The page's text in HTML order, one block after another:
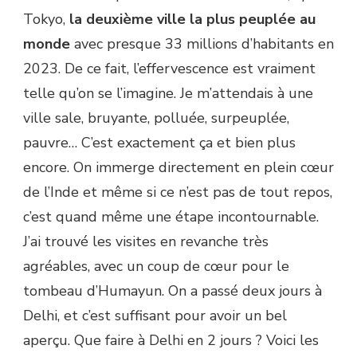
Tokyo, la deuxième ville la plus peuplée au
monde avec presque 33 millions d’habitants en
2023. De ce fait, l’effervescence est vraiment
telle qu’on se l’imagine. Je m’attendais à une
ville sale, bruyante, polluée, surpeuplée,
pauvre… C’est exactement ça et bien plus
encore. On immerge directement en plein cœur
de l’Inde et même si ce n’est pas de tout repos,
c’est quand même une étape incontournable.
J’ai trouvé les visites en revanche très
agréables, avec un coup de cœur pour le
tombeau d’Humayun. On a passé deux jours à
Delhi, et c’est suffisant pour avoir un bel
aperçu. Que faire à Delhi en 2 jours ? Voici les